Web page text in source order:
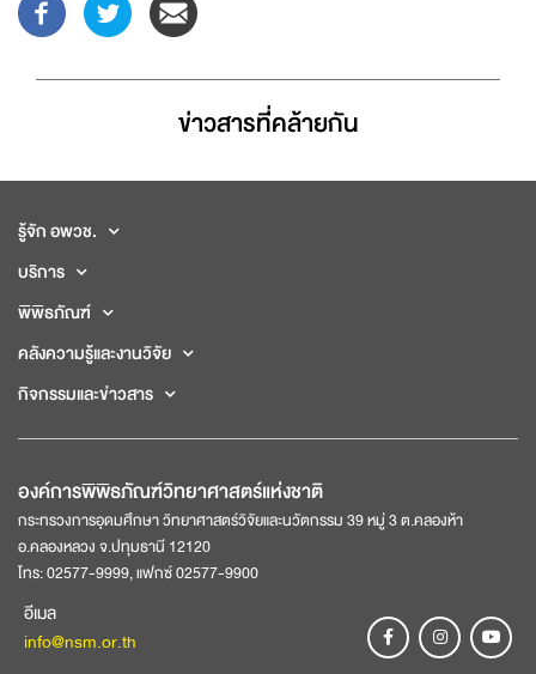
ข่าวสารที่่คล้ายกัน
รู้จัก อพวช.
บริการ
พิพิธภัณฑ์
คลังความรู้และงานวิจัย
กิจกรรมและข่าวสาร
องค์การพิพิธภัณฑ์วิทยาศาสตร์แห่งชาติ
กระทรวงการอุดมศึกษา วิทยาศาสตร์วิจัยและนวัตกรรม 39 หมู่ 3 ต.คลองห้า
อ.คลองหลวง จ.ปทุมธานี 12120
โทร: 02577-9999, แฟกซ์ 02577-9900
อีเมล
info@nsm.or.th